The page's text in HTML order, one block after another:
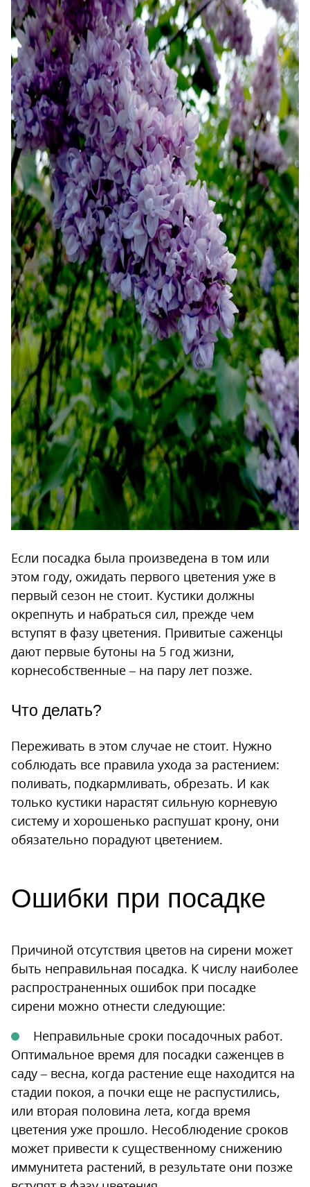
Если посадка была произведена в том или
этом году, ожидать первого цветения уже в
первый сезон не стоит. Кустики должны
окрепнуть и набраться сил, прежде чем
вступят в фазу цветения. Привитые саженцы
дают первые бутоны на 5 год жизни,
корнесобственные – на пару лет позже.
Что делать?
Переживать в этом случае не стоит. Нужно
соблюдать все правила ухода за растением:
поливать, подкармливать, обрезать. И как
только кустики нарастят сильную корневую
систему и хорошенько распушат крону, они
обязательно порадуют цветением.
Ошибки при посадке
Причиной отсутствия цветов на сирени может
быть неправильная посадка. К числу наиболее
распространенных ошибок при посадке
сирени можно отнести следующие:
Неправильные сроки посадочных работ.
Оптимальное время для посадки саженцев в
саду – весна, когда растение еще находится на
стадии покоя, а почки еще не распустились,
или вторая половина лета, когда время
цветения уже прошло. Несоблюдение сроков
может привести к существенному снижению
иммунитета растений, в результате они позже